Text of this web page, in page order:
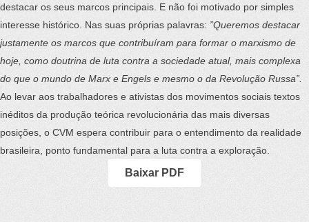
destacar os seus marcos principais. E não foi motivado por simples
interesse histórico. Nas suas próprias palavras: ”Queremos destacar
justamente os marcos que contribuíram para formar o marxismo de
hoje, como doutrina de luta contra a sociedade atual, mais complexa
do que o mundo de Marx e Engels e mesmo o da Revolução Russa”.
Ao levar aos trabalhadores e ativistas dos movimentos sociais textos
inéditos da produção teórica revolucionária das mais diversas
posições, o CVM espera contribuir para o entendimento da realidade
brasileira, ponto fundamental para a luta contra a exploração.
Baixar PDF